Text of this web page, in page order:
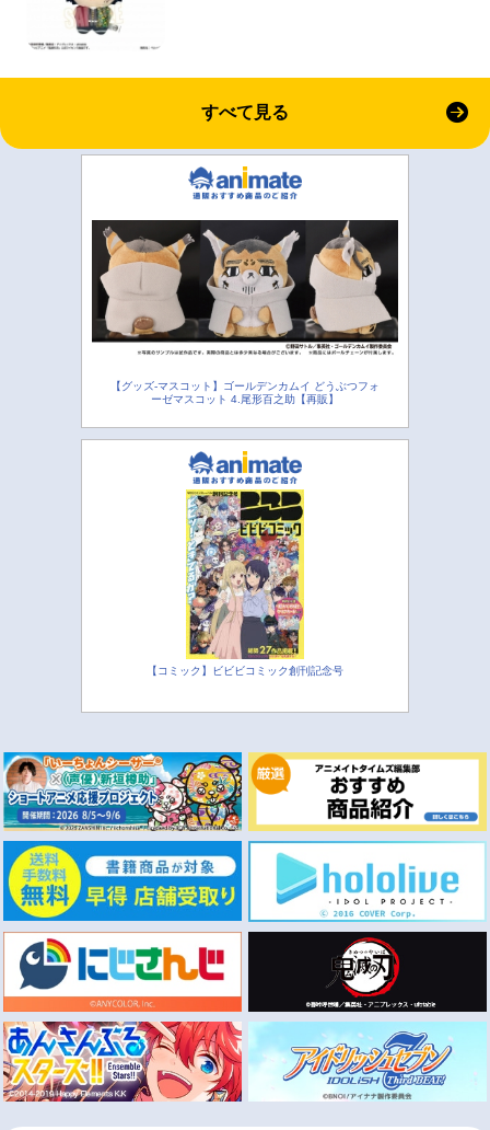
すべて見る
【グッズ-マスコット】ゴールデンカムイ どうぶつフォ
ーゼマスコット 4.尾形百之助【再販】
【コミック】ビビビコミック創刊記念号